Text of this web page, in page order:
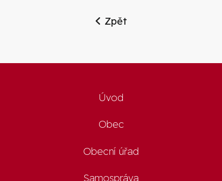
Zpět
Úvod
Obec
Obecní úřad
Samospráva